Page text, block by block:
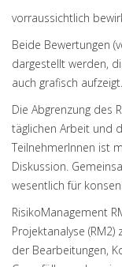
vorraussichtlich
Beide Bewertungen
dargestellt werden,
auch grafisch aufzeigt.
Die Abgrenzung des
täglichen Arbeit und
TeilnehmerInnen ist
Diskussion.
wesentlich für
RisikoManagement
Projektanalyse
der Bearbeitungen,